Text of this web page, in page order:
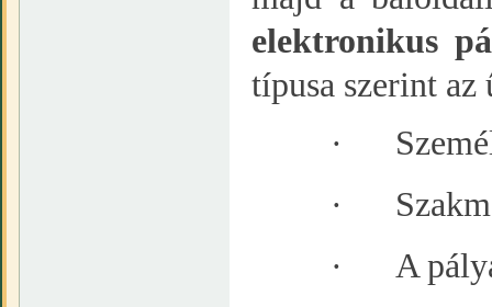
elektronikus
típusa szerint
·
·
·
A